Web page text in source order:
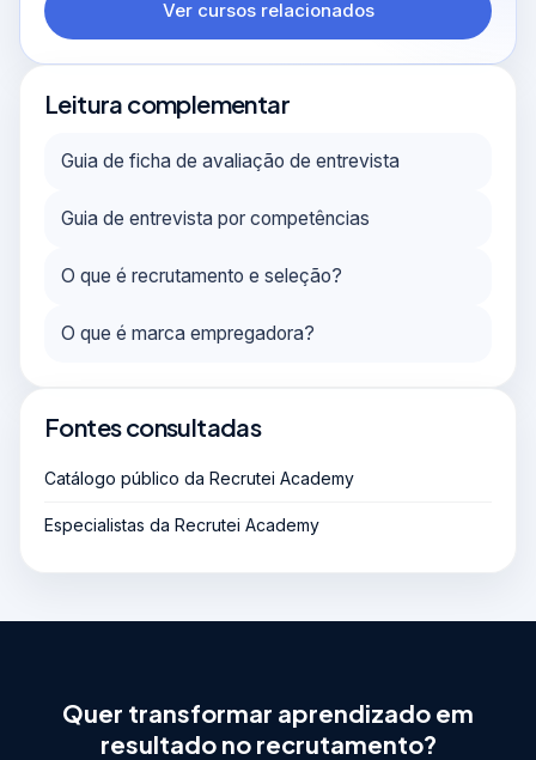
Ver cursos relacionados
Leitura complementar
Guia de ficha de avaliação de entrevista
Guia de entrevista por competências
O que é recrutamento e seleção?
O que é marca empregadora?
Fontes consultadas
Catálogo público da Recrutei Academy
Especialistas da Recrutei Academy
Quer transformar aprendizado em
resultado no recrutamento?